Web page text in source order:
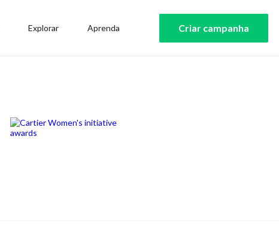
Explorar Aprenda Criar campanha